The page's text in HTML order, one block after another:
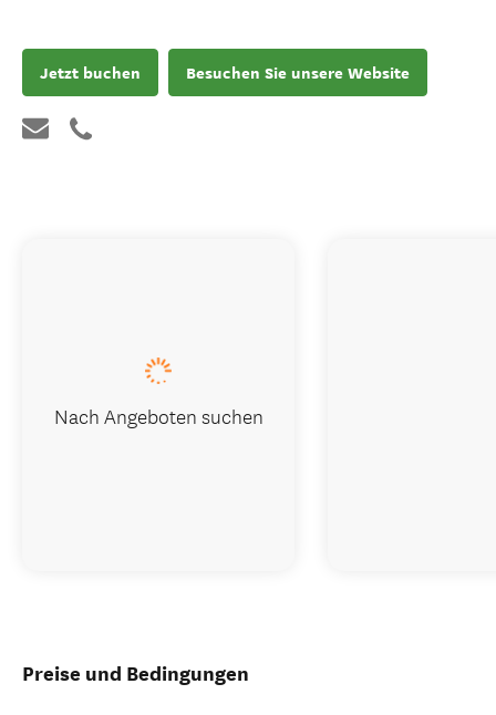
Jetzt buchen Besuchen Sie unsere Website
Preise und Bedingungen
Nach Angeboten suchen